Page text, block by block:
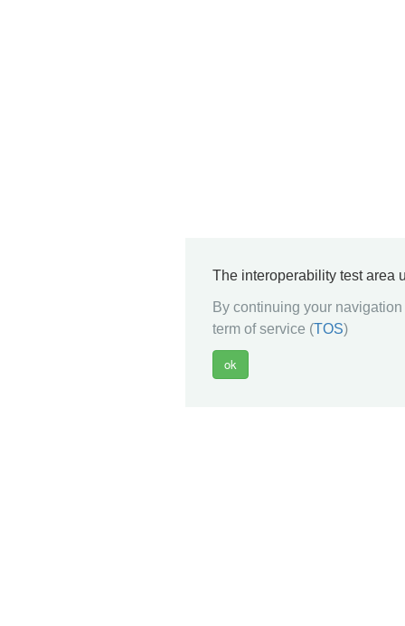
The interoperability test area
By continuing your
term of service (TOS)